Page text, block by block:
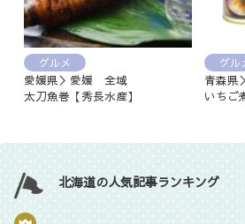
グルメ
愛媛県＞愛媛 全域
太刀魚巻【秀長水産】
グル
青森県
いちご
北海道の人気記事ランキング